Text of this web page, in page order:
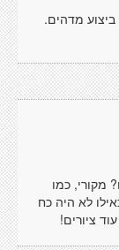
ביצוע מדהים.
מקורי, כמו
לא היה כח
ציורים!